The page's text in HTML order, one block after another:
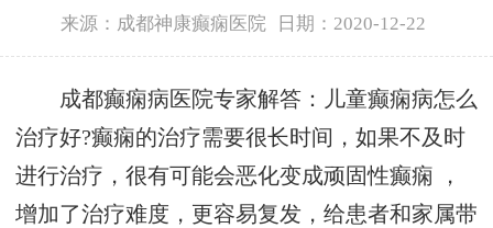
来源：成都神康癫痫医院 日期：2020-12-22
成都癫痫病医院专家解答：儿童癫痫病怎么
治疗好?癫痫的治疗需要很长时间，如果不及时
进行治疗，很有可能会恶化变成顽固性癫痫 ，
增加了治疗难度，更容易复发，给患者和家属带